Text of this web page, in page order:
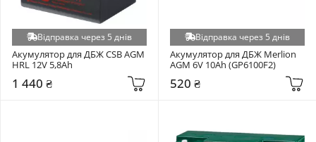
Відправка через 5 днів
Акумулятор для ДБЖ CSB AGM
HRL 12V 5,8Ah
1 440 ₴
Відправка через 5 днів
Акумулятор для ДБЖ Merlion
AGM 6V 10Ah (GP6100F2)
520 ₴